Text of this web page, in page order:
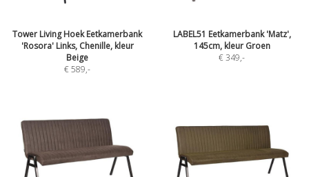
Tower Living Hoek Eetkamerbank
'Rosora' Links, Chenille, kleur
Beige
€ 589,-
LABEL51 Eetkamerbank 'Matz',
145cm, kleur Groen
€ 349,-